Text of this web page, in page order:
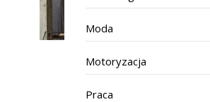
Moda
Motoryzacja
Praca